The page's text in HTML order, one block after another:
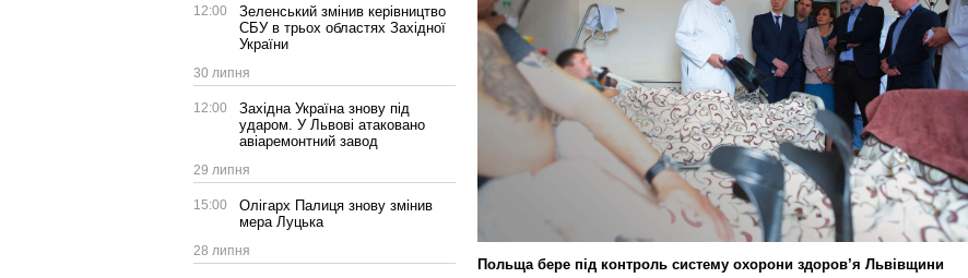
12:00
Зеленський змінив керівництво
СБУ в трьох областях Західної
України
30 липня
12:00
Західна Україна знову під
ударом. У Львові атаковано
авіаремонтний завод
29 липня
15:00
Олігарх Палиця знову змінив
мера Луцька
28 липня
Польща бере під контроль систему охорони здоров’я Львівщини